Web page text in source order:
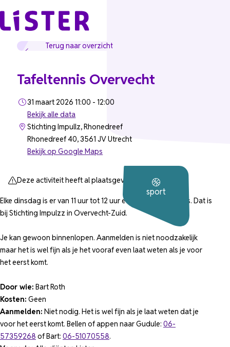
Ga naar de inhoud
Terug naar overzicht
Tafeltennis Overvecht
31 maart 2026 11:00 - 12:00
Bekijk alle data
Stichting Impullz, Rhonedreef
Rhonedreef 40, 3561 JV Utrecht
Bekijk op Google Maps
sport
Deze activiteit heeft al plaatsgevonden.
Elke dinsdag is er van 11 uur tot 12 uur een uurtje tafeltennis. Dat is
bij Stichting Impulzz in Overvecht-Zuid.
Je kan gewoon binnenlopen. Aanmelden is niet noodzakelijk
maar het is wel fijn als je het vooraf even laat weten als je voor
het eerst komt.
Door wie: Bart Roth
Kosten: Geen
Aanmelden: Niet nodig. Het is wel fijn als je laat weten dat je
voor het eerst komt. Bellen of appen naar Gudule: 06-
57359268 of Bart: 06-51070558.